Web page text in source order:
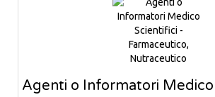
Agenti o Informatori